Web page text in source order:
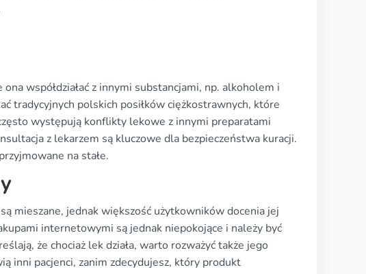
współdziałać z innymi substancjami, np. alkoholem i
tradycyjnych polskich posiłków ciężkostrawnych, które
występują konflikty lekowe z innymi preparatami
z lekarzem są kluczowe dla bezpieczeństwa kuracji.
na stałe.
mieszane, jednak większość użytkowników docenia jej
internetowymi są jednak niepokojące i należy być
że chociaż lek działa, warto rozważyć także jego
inni pacjenci, zanim zdecydujesz, który produkt